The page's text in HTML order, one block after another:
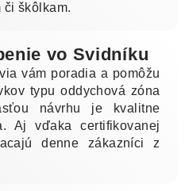
či škôlkam.
vo Svidníku
vám poradia a pomôžu
typu oddychová zóna
návrhu je kvalitne
Aj vďaka certifikovanej
denne zákazníci z